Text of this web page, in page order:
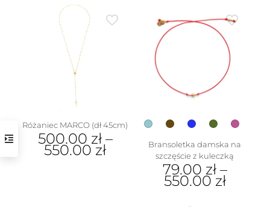
produkt
ma
wiele
wariantów.
Opcje
można
wybrać
na
produktu
Różaniec MARCO (dł 45cm)
500.00 zł–
550.00 zł
Bransoletka damska na
szczęście z kuleczką
79.00 zł–
550.00 zł